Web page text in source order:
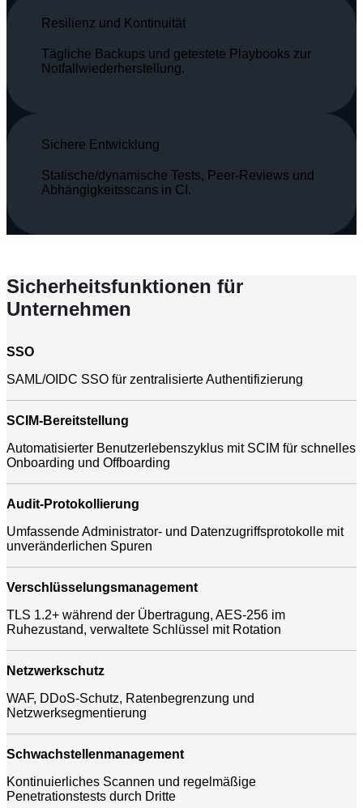
Resilienz und Kontinuität
Tägliche Backups und getestete Playbooks zur
Notfallwiederherstellung.
Sichere Entwicklung
Statische/dynamische Tests, Peer-Reviews und
Abhängigkeitsscans in CI.
Sicherheitsfunktionen für
Unternehmen
SSO
SAML/OIDC SSO für zentralisierte Authentifizierung
SCIM-Bereitstellung
Automatisierter Benutzerlebenszyklus mit SCIM für schnelles
Onboarding und Offboarding
Audit-Protokollierung
Umfassende Administrator- und Datenzugriffsprotokolle mit
unveränderlichen Spuren
Verschlüsselungsmanagement
TLS 1.2+ während der Übertragung, AES-256 im
Ruhezustand, verwaltete Schlüssel mit Rotation
Netzwerkschutz
WAF, DDoS-Schutz, Ratenbegrenzung und
Netzwerksegmentierung
Schwachstellenmanagement
Kontinuierliches Scannen und regelmäßige
Penetrationstests durch Dritte